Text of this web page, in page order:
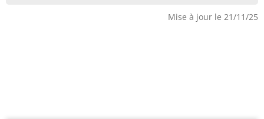
Mise à jour le 21/11/25